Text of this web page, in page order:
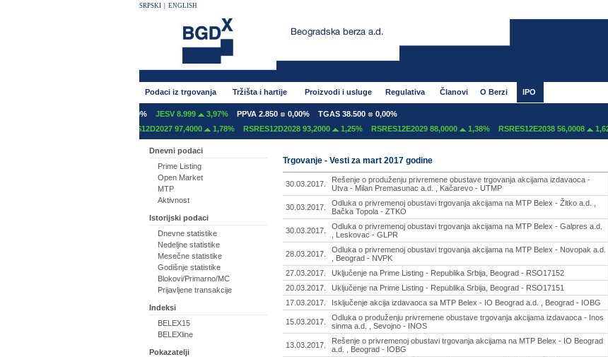
SRPSKI ENGLISH
Podaci iz trgovanja Tržišta i hartije Proizvodi i usluge Regulativa Članovi O Berzi IPO
JESV 8.999 3,97% PPVA 2.850 0,00% TGAS 38.500
0,00%
RSRES12D2027 97,4000 1,78% RSRES12D2028 93,2000 1,25% RSRES12E2029 88,0000 1,38% RSRES12E2038 56,0008 1,62%
Dnevni podaci
Prime Listing
Open Market
MTP
Aktivnost
Istorijski podaci
Dnevne statistike
Nedeljne statistike
Mesečne statistike
Godišnje statistike
Blokovi/Primarno/MC
Prijavljene transakcije
Indeksi
BELEX15
BELEXline
Pokazatelji
Trgovanje - Vesti za mart 2017 godine
30.03.2017.
Rešenje o produženju privremene obustave trgovanja akcijama izdavaoca -
Utva - Milan Premasunac a.d. , Kačarevo - UTMP
30.03.2017.
Odluka o privremenoj obustavi trgovanja akcijama na MTP Belex - Žitko a.d. ,
Bačka Topola - ZTKO
30.03.2017.
Odluka o privremenoj obustavi trgovanja akcijama na MTP Belex - Galpres a.d.
, Leskovac - GLPR
28.03.2017.
Odluka o privremenoj obustavi trgovanja akcijama na MTP Belex - Novopak a.d.
, Beograd - NVPK
27.03.2017. Uključenje na Prime Listing - Republika Srbija, Beograd - RSO17152
20.03.2017.
Uključenje na Prime Listing - Republika Srbija, Beograd - RSO17151
17.03.2017.
Isključenje akcija izdavaoca sa MTP Belex - IO Beograd a.d. , Beograd - IOBG
15.03.2017.
Odluka o produženju privremene obustave trgovanja akcijama izdavaoca - Inos
sinma a.d. , Sevojno - INOS
13.03.2017.
Rešenje o privremenoj obustavi trgovanja akcijama na MTP Belex - IO Beograd
a.d. , Beograd - IOBG